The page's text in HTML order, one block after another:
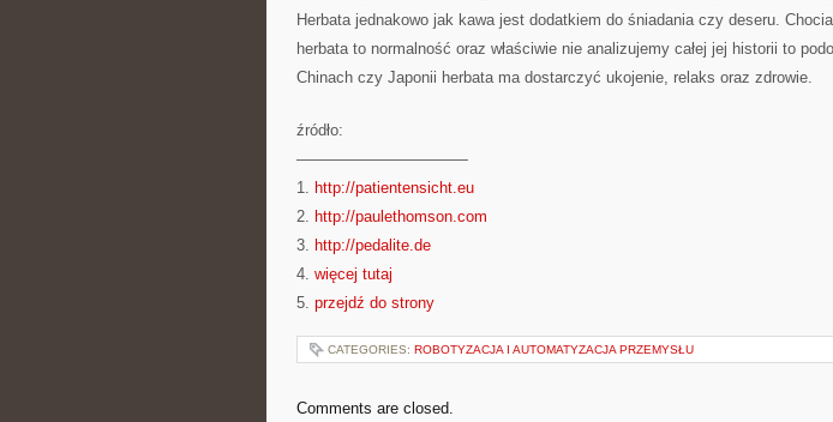
Herbata jednakowo jak kawa jest dodatkiem do śniadania czy deseru.
herbata to normalność oraz właściwie nie analizujemy całej jej historii to
Chinach czy Japonii herbata ma dostarczyć ukojenie, relaks oraz zdrowie.
źródło:
———————————
1. http://patientensicht.eu
2. http://paulethomson.com
3. http://pedalite.de
4. więcej tutaj
5. przejdź do strony
CATEGORIES: ROBOTYZACJA I AUTOMATYZACJA PRZEMYSŁU
Comments are closed.